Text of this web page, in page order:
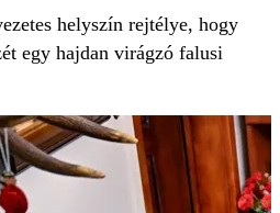
helyszín rejtélye, hogy
egy hajdan virágzó falusi